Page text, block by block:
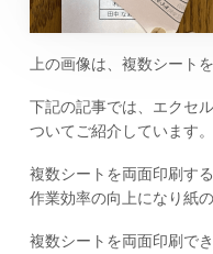
上の画像は、複数シート
下記の記事では、エクセ
ついてご紹介しています。
複数シートを両面印刷す
作業効率の向上になり紙
複数シートを両面印刷で